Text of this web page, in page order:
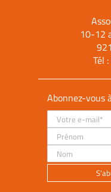
10-12
Tél :
Abonnez-vous